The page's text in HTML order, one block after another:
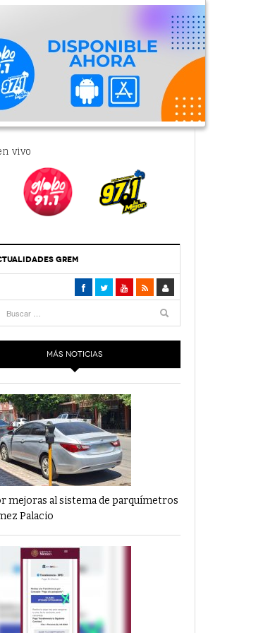
vivo
‘Se Vale Soñar Con Una Contraloría Ciudadana’
Financiamiento’ Por PC29
‘La Laguna: Bomba De Tiempo Por Falta De
Planeación’ Por PC29- 17 mayo, 2021
‘Las Corrupciones, Sus Formas Y Efectos’ Por
PC29- 7 mayo, 2021
GREM
MÁS NOTICIAS
mejoras al sistema de parquímetros
Palacio